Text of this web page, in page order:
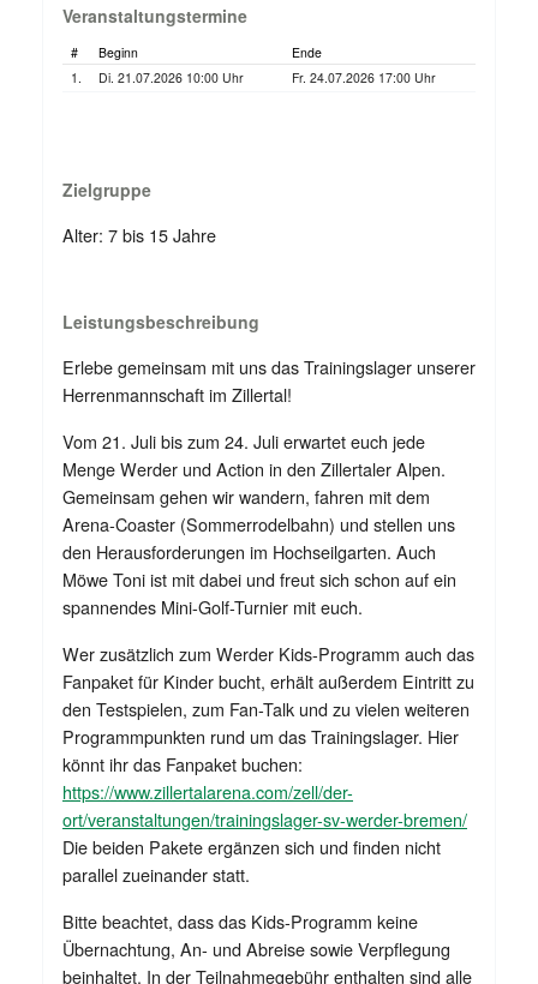
Veranstaltungstermine
# Beginn
Ende
1.
Di. 21.07.2026 10:00 Uhr Fr. 24.07.2026 17:00 Uhr
Zielgruppe
Alter: 7 bis 15 Jahre
Leistungsbeschreibung
Erlebe gemeinsam mit uns das Trainingslager unserer
Herrenmannschaft im Zillertal!
Vom 21. Juli bis zum 24. Juli erwartet euch jede
Menge Werder und Action in den Zillertaler Alpen.
Gemeinsam gehen wir wandern, fahren mit dem
Arena-Coaster (Sommerrodelbahn) und stellen uns
den Herausforderungen im Hochseilgarten. Auch
Möwe Toni ist mit dabei und freut sich schon auf ein
spannendes Mini-Golf-Turnier mit euch.
Wer zusätzlich zum Werder Kids-Programm auch das
Fanpaket für Kinder bucht, erhält außerdem Eintritt zu
den Testspielen, zum Fan-Talk und zu vielen weiteren
Programmpunkten rund um das Trainingslager. Hier
könnt ihr das Fanpaket buchen:
https://www.zillertalarena.com/zell/der-
ort/veranstaltungen/trainingslager-sv-werder-bremen/
Die beiden Pakete ergänzen sich und finden nicht
parallel zueinander statt.
Bitte beachtet, dass das Kids-Programm keine
Übernachtung, An- und Abreise sowie Verpflegung
beinhaltet. In der Teilnahmegebühr enthalten sind alle